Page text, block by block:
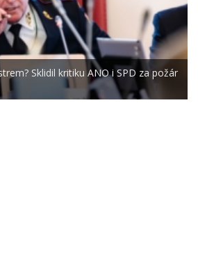
Sklidil kritiku ANO i SPD za požár